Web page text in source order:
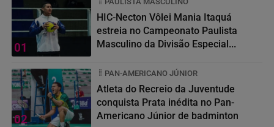
01
HIC-Necton Vôlei Mania Itaquá
estreia no Campeonato Paulista
Masculino da Divisão Especial...
02
PAN-AMERICANO JÚNIOR
Atleta do Recreio da Juventude
conquista Prata inédita no Pan-
Americano Júnior de badminton